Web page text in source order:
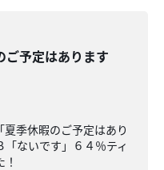
ご予定はあります
季休暇のご予定はあり
ないです」６４％ティ